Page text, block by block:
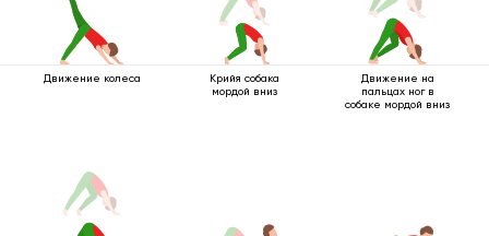
Движение колеса
Крийя собака
мордой вниз
Движение на
пальцах ног в
собаке мордой вниз